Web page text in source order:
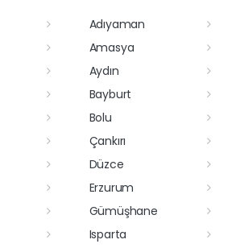
Adıyaman
Amasya
Aydın
Bayburt
Bolu
Çankırı
Düzce
Erzurum
Gümüşhane
Isparta